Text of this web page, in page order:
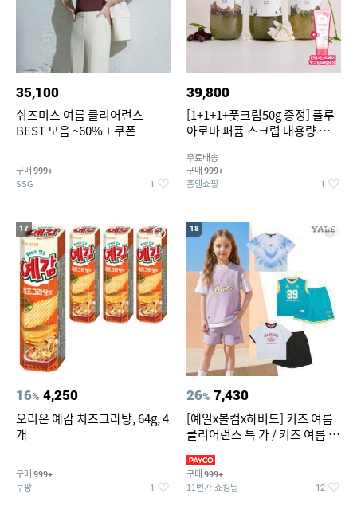
35,100
쉬즈미스 여름 클리어런스
BEST 모음 ~60% + 쿠폰
구매 999+
SSG 1
39,800
[1+1+1+풋크림50g 증정] 플루
아로마 퍼퓸 스크럽 대용량 바디
무료배송
구매 999+
홈앤쇼핑 1
17
16% 4,250
오리온 예감 치즈그라탕, 64g, 4
개
구매 999+
쿠팡 1
18
26% 7,430
[예일x볼컴x하버드] 키즈 여름
클리어런스 특 가 / 키즈 여름 수
구매 999+
11번가 쇼킹딜 12